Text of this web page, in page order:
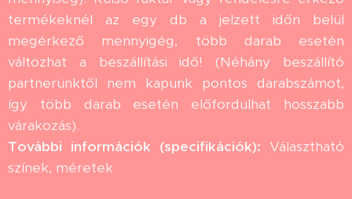
termékeknél az egy db a jelzett időn belül
megérkező mennyigég, több darab esetén
változhat a beszállítási idő! (Néhány beszállító
partnerünktől nem kapunk pontos darabszámot,
így több darab esetén előfordulhat hosszabb
várakozás).
További információk (specifikációk): Választható
színek, méretek